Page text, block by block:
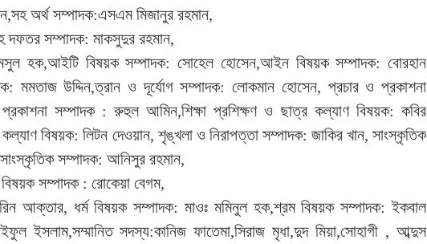
অর্থ সম্পাদক:এসএম মিজানুর রহমান,
দফতর সম্পাদক: মাকসুদুর রহমান,
হক,আইটি বিষয়ক সম্পাদক: সোহেল হোসেন,আইন বিষয়ক সম্পাদক: বোরহান
মমতাজ উদ্দিন,ত্রান ও দূর্যোগ সম্পাদক: লোকমান হোসেন, প্রচার ও প্রকাশনা
সম্পাদক : রুহুল আমিন,শিক্ষা প্রশিক্ষণ ও ছাত্র কল্যাণ বিষয়ক: কবির
বিষয়ক: লিটন দেওয়ান, শৃঙ্খলা ও নিরাপত্তা সম্পাদক: জাকির খান, সাংস্কৃতিক
সম্পাদক: আনিসুর রহমান,
বিষয়ক সম্পাদক : রোকেয়া বেগম,
আক্তার, ধর্ম বিষয়ক সম্পাদক: মাওঃ মমিনুল হক,শ্রম বিষয়ক সম্পাদক: ইকবাল
ইসলাম,সম্মানিত সদস্য:কানিজ ফাতেমা,সিরাজ মৃধা,দুদ মিয়া,সোহাগী , আব্দুস